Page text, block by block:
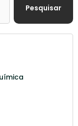
Pesquisar